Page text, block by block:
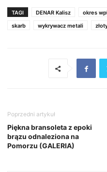
TAGI DENAR Kalisz okres
skarb
wykrywacz metali
Poprzedni artykuł
Piękna bransoleta z epoki
brązu odnaleziona na
Pomorzu (GALERIA)